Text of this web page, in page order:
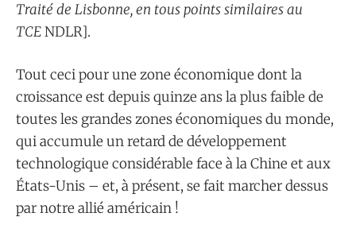
Traité de Lisbonne, en tous points similaires au
TCENDLR].
Tout ceci pour une zone économique dont la
croissance est depuis quinze ans la plus faible de
toutes les grandes zones économiques du monde,
qui accumule un retard de développement
technologique considérable face à la Chine et aux
États-Unis – et, à présent, se fait marcher dessus
par notre allié américain !